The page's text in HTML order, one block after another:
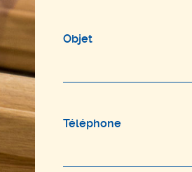
Objet
Téléphone